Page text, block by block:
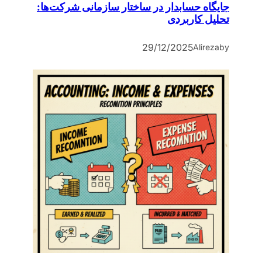
جایگاه حسابدار در ساختار سازمانی شرکت‌ها:
تحلیل کاربردی
by
Alireza
29/12/2025